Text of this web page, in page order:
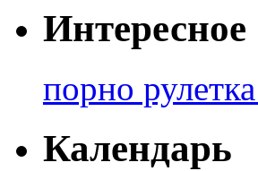
Интересное
порно
Календарь